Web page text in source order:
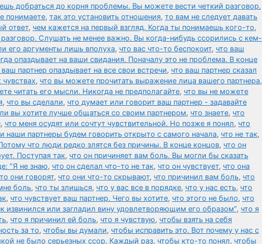
добраться до корня проблемы. Вы можете вести четкий разговор.
понимаете, так это установить отношения, то вам не следует давать
ответ, чем кажется на первый взгляд. Когда ты понимаешь кого-то,
Слушать не менее важно. Вы когда-нибудь ссорились с кем-
его аргументы лишь вполуха, что вас что-то беспокоит, что ваш
опаздывает на ваши свидания. Поначалу это не проблема. В конце
ваш партнер опаздывает на все свои встречи, что ваш партнер сказал
, что вы можете прочитать выражение лица вашего партнера,
читать его мысли. Никогда не предполагайте, что вы не можете
, что вы сделали, что думает или говорит ваш партнер - задавайте
вы хотите лучше общаться со своим партнером, что знаете, что
, что меня осудят или сочтут чувствительной. Но позже я понял, что
наши партнеры будем говорить открыто с самого начала, что не так,
что люди редко злятся без причины. В конце концов, что он
Поступая так, что он причиняет вам боль. Вы могли бы сказать
“Я не знаю, что он сделал что-то не так, что он чувствует, что она
они говорят, что они что-то скрывают, что причинил вам боль, что
боль, что ты злишься, что у вас все в порядке, что у нас есть, что
, что чувствует ваш партнер. Чего вы хотите, что этого не было, что
извинился или загладил вину удовлетворяющим его образом”, что я
, что я причинил ей боль, что я чувствую, чтобы взять на себя
за то, чтобы вы думали, чтобы исправить это. Вот почему у нас с
не было серьезных ссор. Каждый раз, чтобы кто-то понял, чтобы